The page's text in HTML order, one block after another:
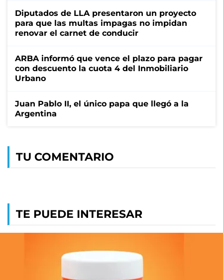
Diputados de LLA presentaron un proyecto
para que las multas impagas no impidan
renovar el carnet de conducir
ARBA informó que vence el plazo para pagar
con descuento la cuota 4 del Inmobiliario
Urbano
Juan Pablo II, el único papa que llegó a la
Argentina
TU COMENTARIO
TE PUEDE INTERESAR